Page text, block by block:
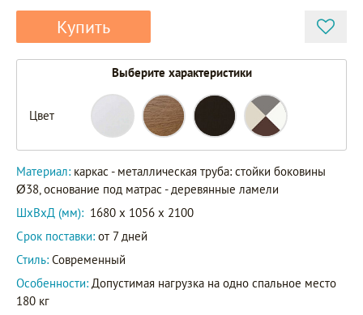
Купить
Выберите характеристики
Цвет
Материал: каркас - металлическая труба: стойки боковины
Ø38, основание под матрас - деревянные ламели
ШxВxД (мм): 1680 x 1056 x 2100
Срок поставки: от 7 дней
Стиль: Современный
Особенности: Допустимая нагрузка на одно спальное место
180 кг